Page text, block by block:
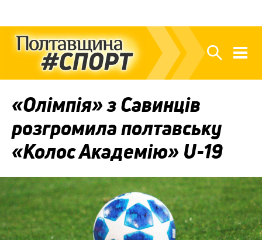
«Олімпія» з Савинців
розгромила полтавську
«Колос Академію» U-19